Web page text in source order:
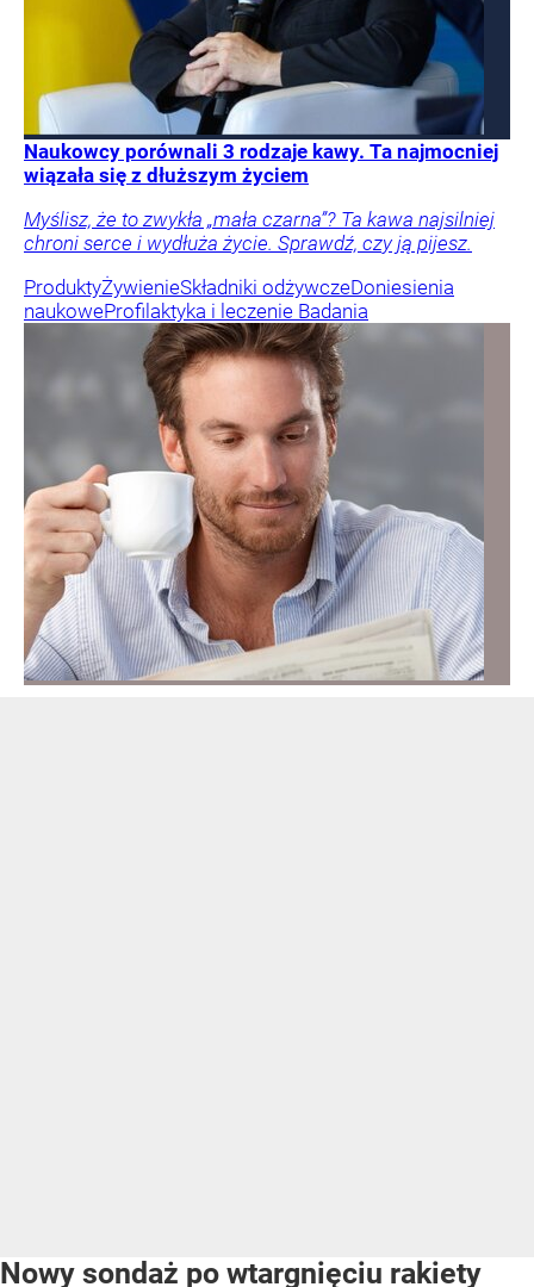
Naukowcy porównali 3 rodzaje kawy. Ta najmocniej
wiązała się z dłuższym życiem
Myślisz, że to zwykła „mała czarna”? Ta kawa najsilniej
chroni serce i wydłuża życie. Sprawdź, czy ją pijesz.
ProduktyŻywienieSkładniki odżywczeDoniesienia
naukoweProfilaktyka i leczenie Badania
Nowy sondaż po wtargnięciu rakiety